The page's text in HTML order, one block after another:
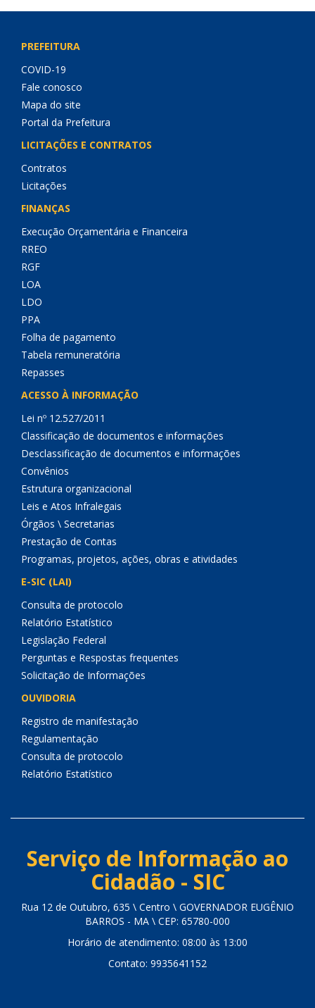
PREFEITURA
COVID-19
Fale conosco
Mapa do site
Portal da Prefeitura
LICITAÇÕES E CONTRATOS
Contratos
Licitações
FINANÇAS
Execução Orçamentária e Financeira
RREO
RGF
LOA
LDO
PPA
Folha de pagamento
Tabela remuneratória
Repasses
ACESSO À INFORMAÇÃO
Lei nº 12.527/2011
Classificação de documentos e informações
Desclassificação de documentos e informações
Convênios
Estrutura organizacional
Leis e Atos Infralegais
Órgãos \ Secretarias
Prestação de Contas
Programas, projetos, ações, obras e atividades
E-SIC (LAI)
Consulta de protocolo
Relatório Estatístico
Legislação Federal
Perguntas e Respostas frequentes
Solicitação de Informações
OUVIDORIA
Registro de manifestação
Regulamentação
Consulta de protocolo
Relatório Estatístico
Serviço de Informação ao
Cidadão - SIC
Rua 12 de Outubro, 635 \ Centro \ GOVERNADOR EUGÊNIO
BARROS - MA \ CEP: 65780-000
Horário de atendimento: 08:00 às 13:00
Contato: 9935641152